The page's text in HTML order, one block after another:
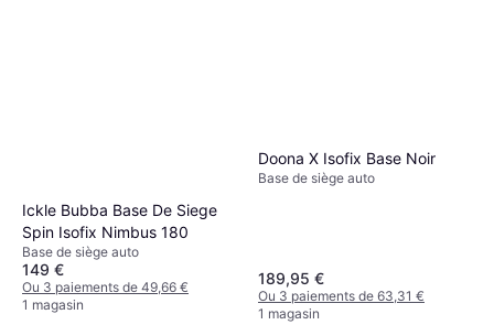
Ickle Bubba Base De Siege
Spin Isofix Nimbus 180
Base de siège auto
149 €
Ou 3 paiements de 49,66 €
1 magasin
Doona X Isofix Base Noir
Base de siège auto
189,95 €
Ou 3 paiements de 63,31 €
1 magasin